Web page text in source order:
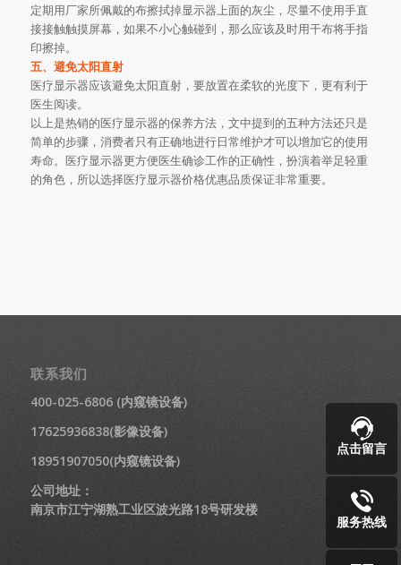
定期用厂家所佩戴的布擦拭掉显示器上面的灰尘，尽量不使用手直
接接触触摸屏幕，如果不小心触碰到，那么应该及时用干布将手指
印擦掉。
五、避免太阳直射
医疗显示器应该避免太阳直射，要放置在柔软的光度下，更有利于
医生阅读。
以上是热销的医疗显示器的保养方法，文中提到的五种方法还只是
简单的步骤，消费者只有正确地进行日常维护才可以增加它的使用
寿命。医疗显示器更方便医生确诊工作的正确性，扮演着举足轻重
的角色，所以选择医疗显示器价格优惠品质保证非常重要。
联系我们
400-025-6806 (内窥镜设备)
17625936838(影像设备)
18951907050(内窥镜设备)
公司地址：
南京市江宁湖熟工业区波光路18号研发楼
点击留言
服务热线